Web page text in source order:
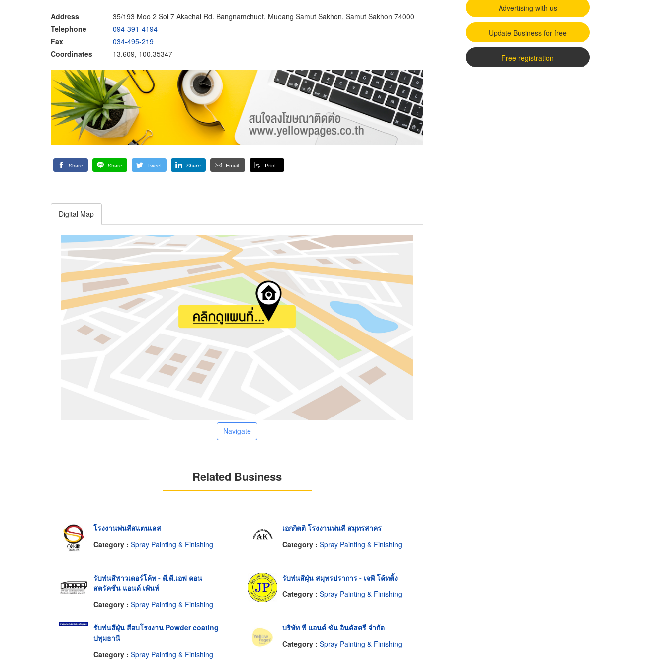
Address
35/193 Moo 2 Soi 7 Akachai Rd. Bangnamchuet, Mueang Samut Sakhon, Samut Sakhon 74000
Telephone
094-391-4194
Fax
034-495-219
Coordinates
13.609, 100.35347
Share Share Tweet Share Email Print
Digital Map
Navigate
Related Business
โรงงานพ่นสีสแตนเลส
Category : Spray Painting & Finishing
เอกกิตติ โรงงานพ่นสี สมุทรสาคร
Category : Spray Painting & Finishing
รับพ่นสีพาวเดอร์โค้ท - ดี.ดี.เอฟ คอน
สตรัคชั่น แอนด์ เพ้นท์
Category : Spray Painting & Finishing
รับพ่นสีฝุ่น สมุทรปราการ - เจพี โค้ทติ้ง
Category : Spray Painting & Finishing
รับพ่นสีฝุ่น สีอบโรงงาน Powder coating
ปทุมธานี
Category : Spray Painting & Finishing
บริษัท พี แอนด์ ซัน อินดัสตรี จำกัด
Category : Spray Painting & Finishing
Advertising with us
Update Business for free
Free registration